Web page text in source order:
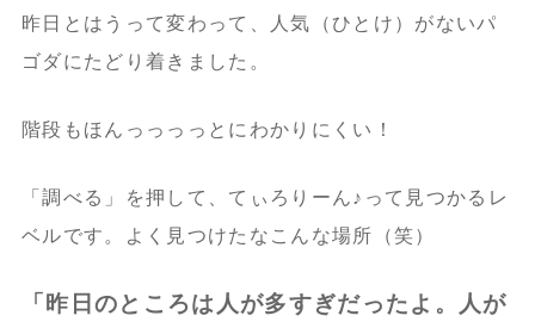
昨日とはうって変わって、人気（ひとけ）がないパ
ゴダにたどり着きました。
階段もほんっっっっとにわかりにくい！
「調べる」を押して、てぃろりーん♪って見つかるレ
ベルです。よく見つけたなこんな場所（笑）
「昨日のところは人が多すぎだったよ。人が